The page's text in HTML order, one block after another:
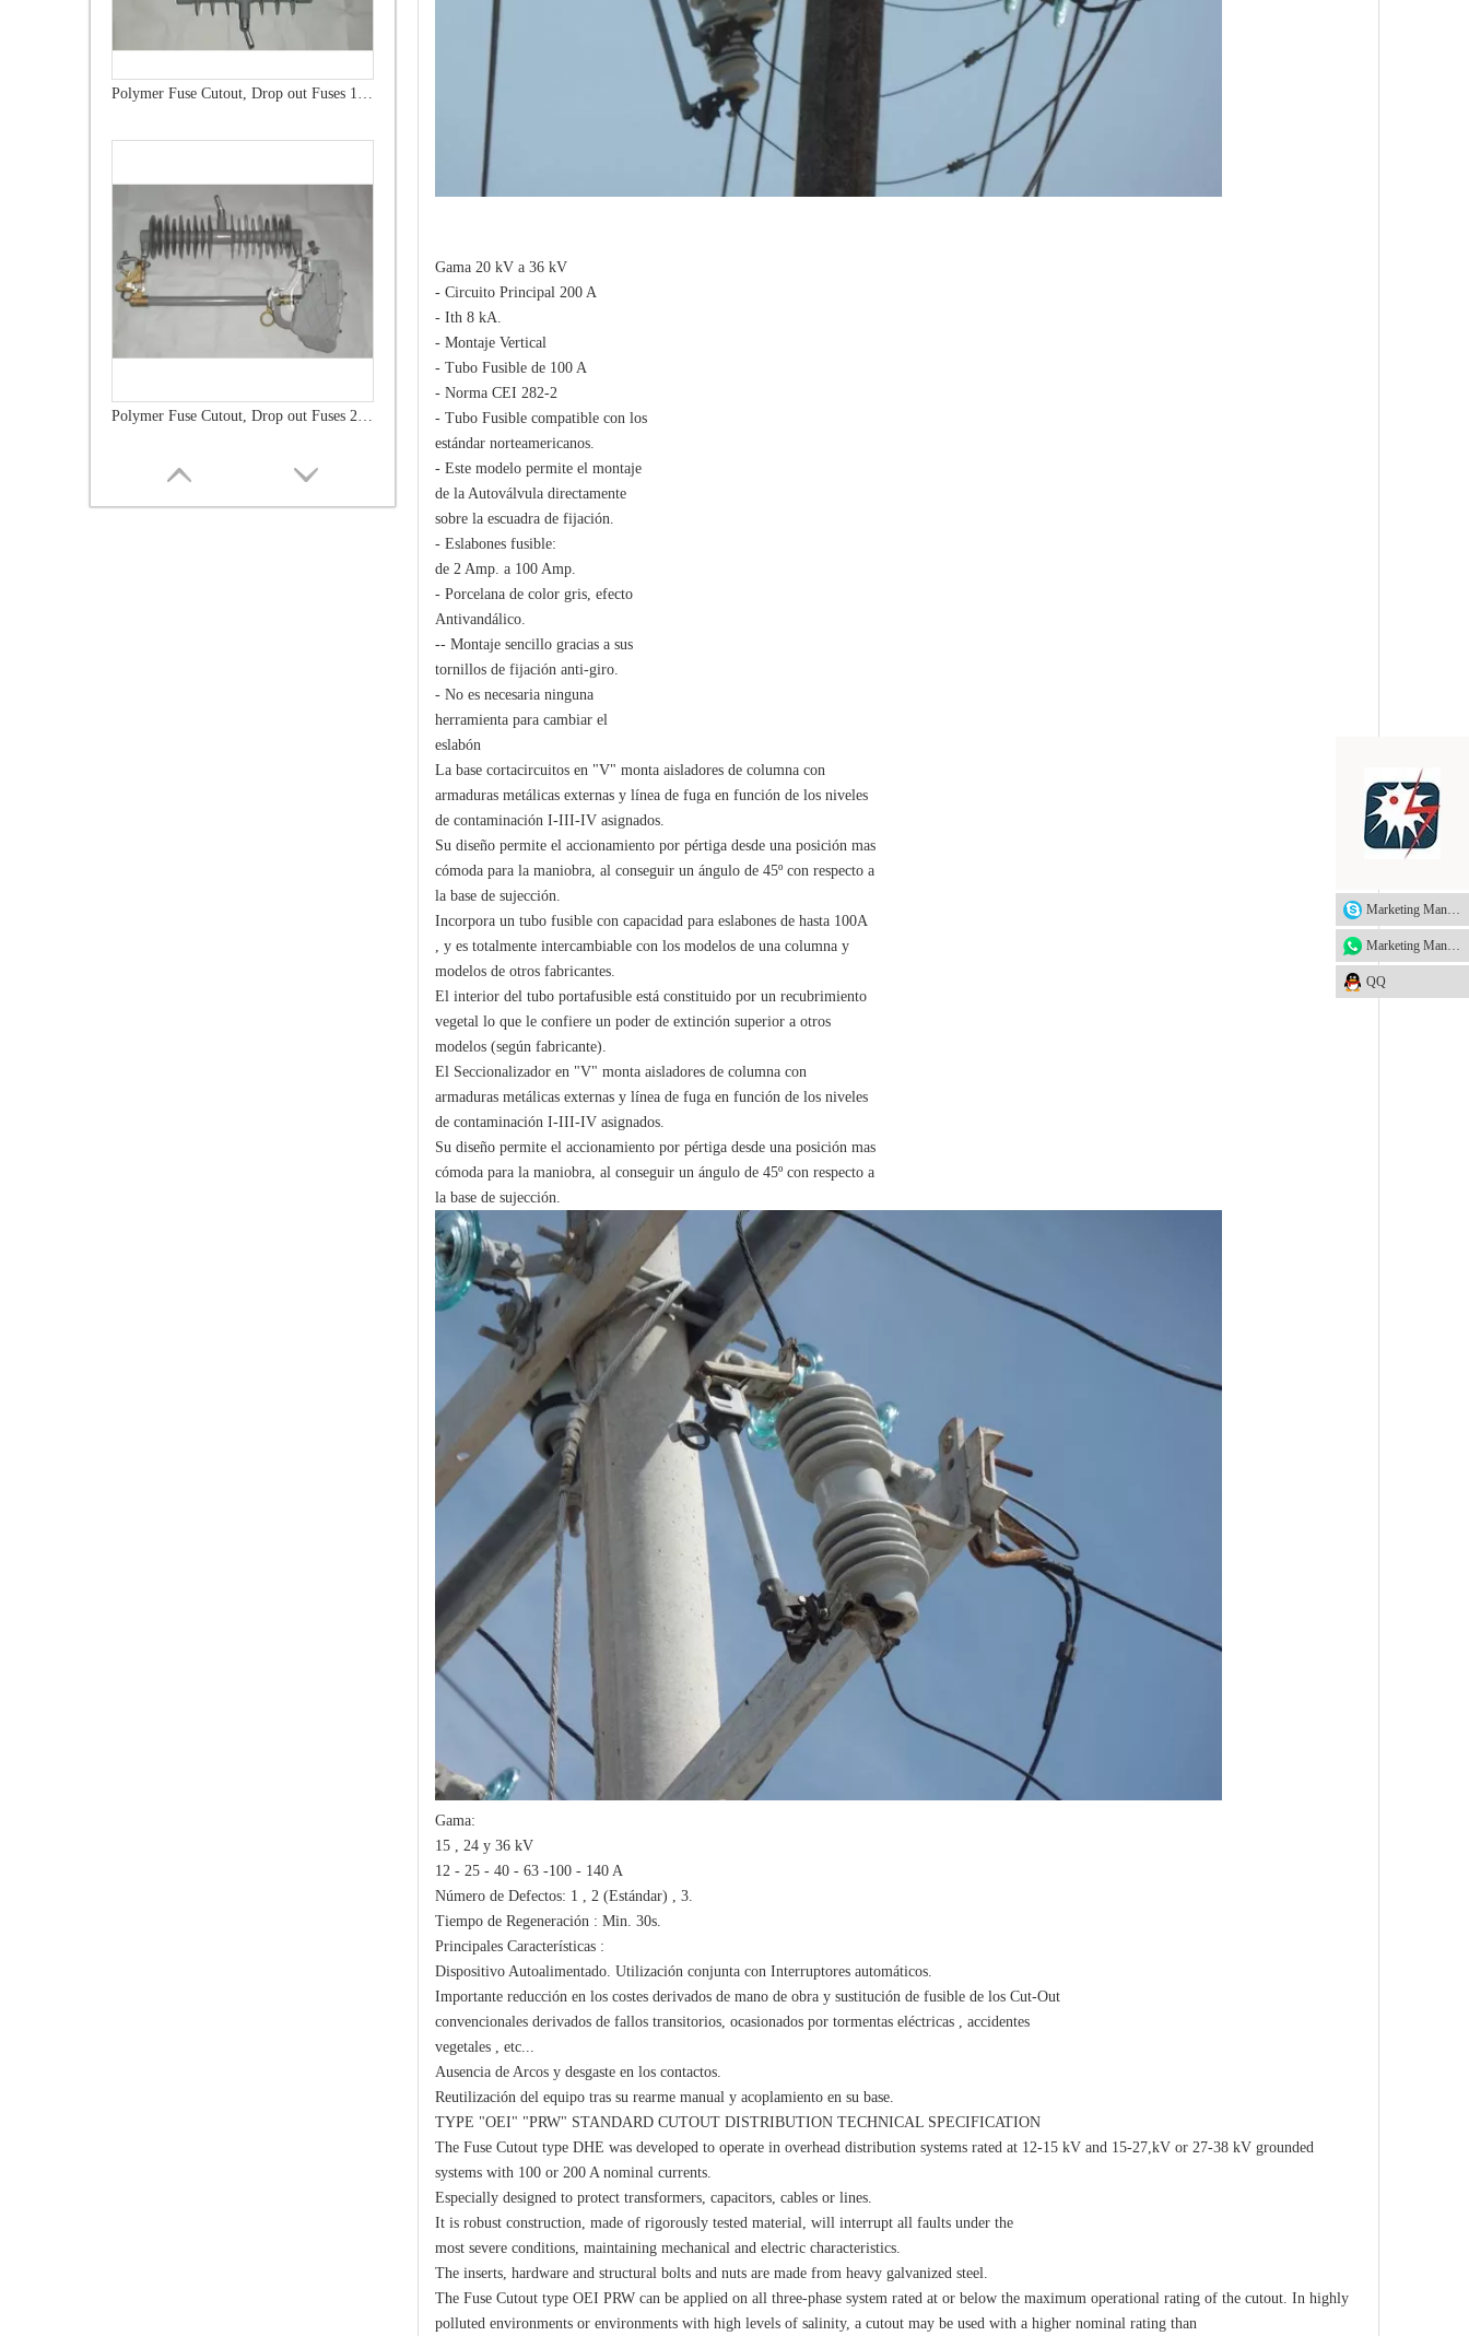
Polymer Fuse Cutout, Drop out Fuses 15 Kv 200A
Polymer Fuse Cutout, Drop out Fuses 21 Kv 100A
Gama 20 kV a 36 kV
- Circuito Principal 200 A
- Ith 8 kA.
- Montaje Vertical
- Tubo Fusible de 100 A
- Norma CEI 282-2
- Tubo Fusible compatible con los
estándar norteamericanos.
- Este modelo permite el montaje
de la Autoválvula directamente
sobre la escuadra de fijación.
- Eslabones fusible:
de 2 Amp. a 100 Amp.
- Porcelana de color gris, efecto
Antivandálico.
-- Montaje sencillo gracias a sus
tornillos de fijación anti-giro.
- No es necesaria ninguna
herramienta para cambiar el
eslabón
La base cortacircuitos en "V" monta aisladores de columna con
armaduras metálicas externas y línea de fuga en función de los niveles
de contaminación I-III-IV asignados.
Su diseño permite el accionamiento por pértiga desde una posición mas
cómoda para la maniobra, al conseguir un ángulo de 45º con respecto a
la base de sujección.
Incorpora un tubo fusible con capacidad para eslabones de hasta 100A
, y es totalmente intercambiable con los modelos de una columna y
modelos de otros fabricantes.
El interior del tubo portafusible está constituido por un recubrimiento
vegetal lo que le confiere un poder de extinción superior a otros
modelos (según fabricante).
El Seccionalizador en "V" monta aisladores de columna con
armaduras metálicas externas y línea de fuga en función de los niveles
de contaminación I-III-IV asignados.
Su diseño permite el accionamiento por pértiga desde una posición mas
cómoda para la maniobra, al conseguir un ángulo de 45º con respecto a
la base de sujección.
Gama:
15 , 24 y 36 kV
12 - 25 - 40 - 63 -100 - 140 A
Número de Defectos: 1 , 2 (Estándar) , 3.
Tiempo de Regeneración : Min. 30s.
Principales Características :
Dispositivo Autoalimentado. Utilización conjunta con Interruptores automáticos.
Importante reducción en los costes derivados de mano de obra y sustitución de fusible de los Cut-Out
convencionales derivados de fallos transitorios, ocasionados por tormentas eléctricas , accidentes
vegetales , etc...
Ausencia de Arcos y desgaste en los contactos.
Reutilización del equipo tras su rearme manual y acoplamiento en su base.
TYPE "OEI" "PRW" STANDARD CUTOUT DISTRIBUTION TECHNICAL SPECIFICATION
The Fuse Cutout type DHE was developed to operate in overhead distribution systems rated at 12-15 kV and 15-27,kV or 27-38 kV grounded
systems with 100 or 200 A nominal currents.
Especially designed to protect transformers, capacitors, cables or lines.
It is robust construction, made of rigorously tested material, will interrupt all faults under the
most severe conditions, maintaining mechanical and electric characteristics.
The inserts, hardware and structural bolts and nuts are made from heavy galvanized steel.
The Fuse Cutout type OEI PRW can be applied on all three-phase system rated at or below the maximum operational rating of the cutout. In highly
polluted environments or environments with high levels of salinity, a cutout may be used with a higher nominal rating than
QQ